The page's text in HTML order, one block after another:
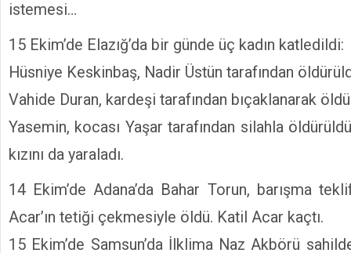
istemesi…
15 Ekim’de Elazığ’da bir günde üç kadın katledildi:
Hüsniye Keskinbaş, Nadir Üstün tarafından
Vahide Duran, kardeşi tarafından bıçaklanarak
Yasemin, kocası Yaşar tarafından silahla
kızını da yaraladı.
14 Ekim’de Adana’da Bahar Torun, barışma
Acar’ın tetiği çekmesiyle öldü. Katil Acar kaçtı.
15 Ekim’de Samsun’da İlklima Naz Akbörü